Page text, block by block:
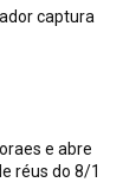
captura
e abre
réus do 8/1